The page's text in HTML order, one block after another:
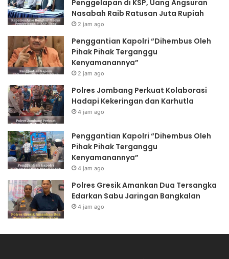
Penggelapan di KSP, Uang Angsuran
Nasabah Raib Ratusan Juta Rupiah
2 jam ago
Penggantian Kapolri “Dihembus Oleh
Pihak Pihak Terganggu
Kenyamanannya”
2 jam ago
Polres Jombang Perkuat Kolaborasi
Hadapi Kekeringan dan Karhutla
4 jam ago
Penggantian Kapolri “Dihembus Oleh
Pihak Pihak Terganggu
Kenyamanannya”
4 jam ago
Polres Gresik Amankan Dua Tersangka
Edarkan Sabu Jaringan Bangkalan
4 jam ago